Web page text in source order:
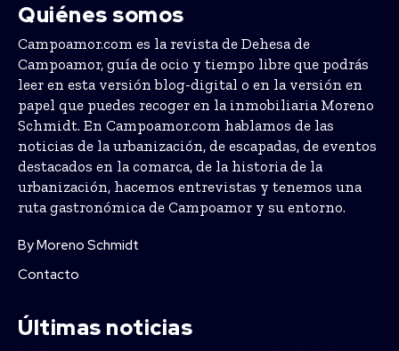
Quiénes somos
Campoamor.com es la revista de Dehesa de
Campoamor, guía de ocio y tiempo libre que podrás
leer en esta versión blog-digital o en la versión en
papel que puedes recoger en la inmobiliaria Moreno
Schmidt. En Campoamor.com hablamos de las
noticias de la urbanización, de escapadas, de eventos
destacados en la comarca, de la historia de la
urbanización, hacemos entrevistas y tenemos una
ruta gastronómica de Campoamor y su entorno.
By Moreno Schmidt
Contacto
Últimas noticias